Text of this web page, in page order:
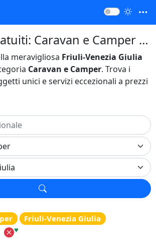
Annunci Gratuiti: Caravan e Camper Friuli-Venezia Giulia Italia
meravigliosa Friuli-Venezia Giulia
Caravan e Camper. Trova i
unici e servizi eccezionali a prezzi
Friuli-Venezia Giulia
♥